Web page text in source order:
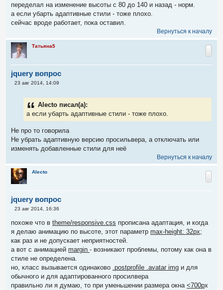
н
и
переделал на изменение высоты с 80 до 140 и назад - норм.
а если убарть адаптивные стили - тоже плохо.
сейчас вроде работает, пока оставил.
Вернуться к началу
Татьяна5
jquery вопрос
С
е
23 авг 2014, 14:09
Alecto писал(а):
а если убарть адаптивные стили - тоже плохо.
Не про то говорила
Не убрать адаптивную версию просильвера, а отключать или
изменять добавленные стили для неё
Вернуться к началу
Alecto
jquery вопрос
С
б
щ
н
и
23 авг 2014, 16:36
похоже что в theme/responsive.css прописана адаптация, и когда
я делаю анимацию по высоте, этот параметр max-height: 32px;
как раз и не допускает неприятностей.
а вот с анимацией margin - возникают проблемы, потому как она в
стиле не определена.
но, класс вызывается одинаково .postprofile .avatar img и для
обычного и для адаптированного просилвера
правильно ли я думаю, то при уменьшении размера окна <700px